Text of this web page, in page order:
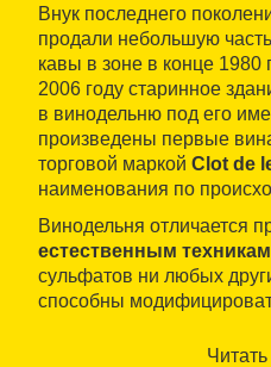
Внук последнего
продали небольшую
кавы в зоне в конце 1980
2006 году старинное
в винодельню под его
произведены первые
торговой маркой Clot de
наименования по
Винодельня отличается
естественным техникам
сульфатов ни любых
способны
образом, используемый